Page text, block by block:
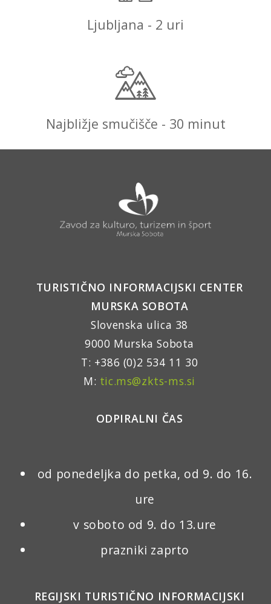
Ljubljana - 2 uri
Najbližje smučišče - 30 minut
TURISTIČNO INFORMACIJSKI CENTER
MURSKA SOBOTA
Slovenska ulica 38
9000 Murska Sobota
T: +386 (0)2 534 11 30
M: tic.ms@zkts-ms.si
ODPIRALNI ČAS
od ponedeljka do petka, od 9. do 16.
ure
v soboto od 9. do 13.ure
prazniki zaprto
REGIJSKI TURISTIČNO INFORMACIJSKI